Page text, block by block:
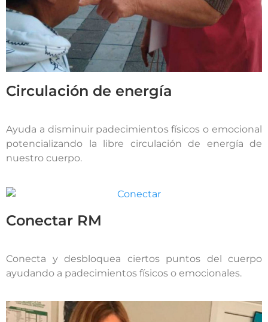
Circulación de energía
Ayuda a disminuir padecimientos físicos o emocional
potencializando la libre circulación de energía de
nuestro cuerpo.
Conectar RM
Conecta y desbloquea ciertos puntos del cuerpo
ayudando a padecimientos físicos o emocionales.